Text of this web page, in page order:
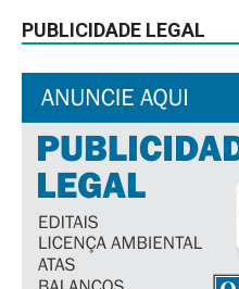
PUBLICIDADE LEGAL